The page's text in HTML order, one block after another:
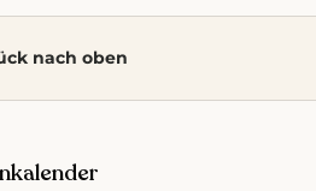
nach oben